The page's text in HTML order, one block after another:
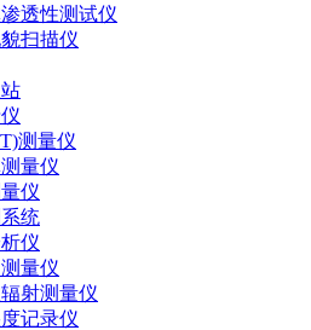
透性测试仪
扫描仪
测量仪
量仪
仪
统
仪
量仪
射测量仪
记录仪